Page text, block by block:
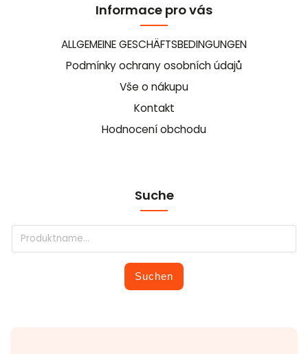
Informace pro vás
ALLGEMEINE GESCHÄFTSBEDINGUNGEN
Podmínky ochrany osobních údajů
Vše o nákupu
Kontakt
Hodnocení obchodu
Suche
Suchen